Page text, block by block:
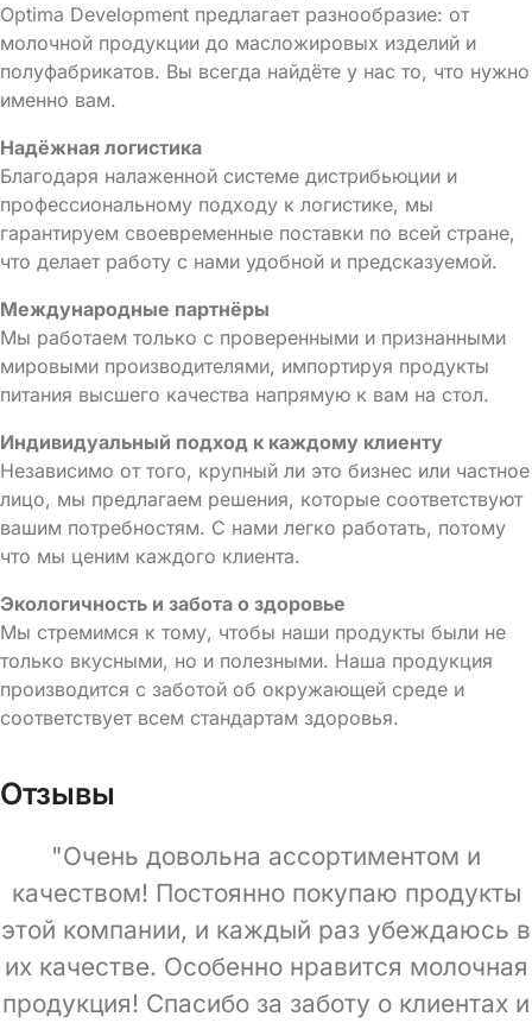
Optima Development предлагает разнообразие: от
молочной продукции до масложировых изделий и
полуфабрикатов. Вы всегда найдёте у нас то, что нужно
именно вам.
Надёжная логистика
Благодаря налаженной системе дистрибьюции и
профессиональному подходу к логистике, мы
гарантируем своевременные поставки по всей стране,
что делает работу с нами удобной и предсказуемой.
Международные партнёры
Мы работаем только с проверенными и признанными
мировыми производителями, импортируя продукты
питания высшего качества напрямую к вам на стол.
Индивидуальный подход к каждому клиенту
Независимо от того, крупный ли это бизнес или частное
лицо, мы предлагаем решения, которые соответствуют
вашим потребностям. С нами легко работать, потому
что мы ценим каждого клиента.
Экологичность и забота о здоровье
Мы стремимся к тому, чтобы наши продукты были не
только вкусными, но и полезными. Наша продукция
производится с заботой об окружающей среде и
соответствует всем стандартам здоровья.
Отзывы
"Очень довольна ассортиментом и
качеством! Постоянно покупаю продукты
этой компании, и каждый раз убеждаюсь в
их качестве. Особенно нравится молочная
продукция! Спасибо за заботу о клиентах и